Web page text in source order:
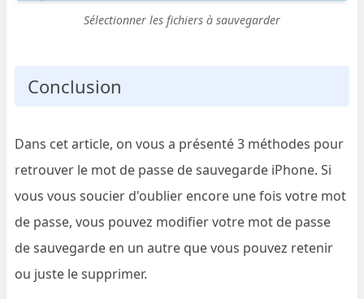
Sélectionner les fichiers à sauvegarder
Conclusion
Dans cet article, on vous a présenté 3 méthodes pour
retrouver le mot de passe de sauvegarde iPhone. Si
vous vous soucier d'oublier encore une fois votre mot
de passe, vous pouvez modifier votre mot de passe
de sauvegarde en un autre que vous pouvez retenir
ou juste le supprimer.